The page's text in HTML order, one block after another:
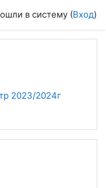
в систему (Вход)
2023/2024г